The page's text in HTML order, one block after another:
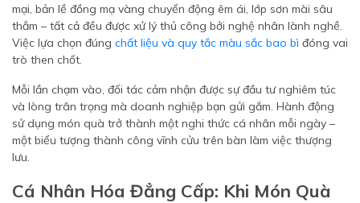
mại, bản lề đồng mạ vàng chuyển động êm ái, lớp sơn mài sâu
thẳm – tất cả đều được xử lý thủ công bởi nghệ nhân lành nghề.
Việc lựa chọn đúng chất liệu và quy tắc màu sắc bao bì đóng vai
trò then chốt.
Mỗi lần chạm vào, đối tác cảm nhận được sự đầu tư nghiêm túc
và lòng trân trọng mà doanh nghiệp bạn gửi gắm. Hành động
sử dụng món quà trở thành một nghi thức cá nhân mỗi ngày –
một biểu tượng thành công vĩnh cửu trên bàn làm việc thượng
lưu.
Cá Nhân Hóa Đẳng Cấp: Khi Món Quà